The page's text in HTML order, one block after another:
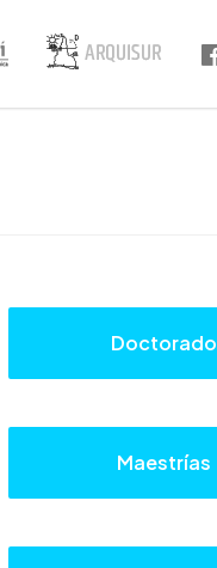
Doctorado
Maestrías